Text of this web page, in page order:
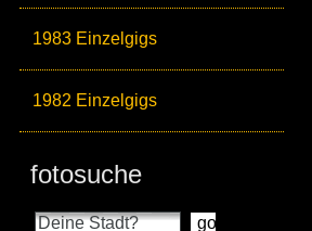
1983 Einzelgigs
1982 Einzelgigs
fotosuche